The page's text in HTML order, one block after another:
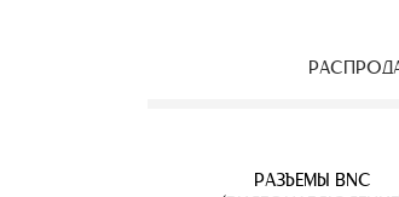
УЛИЧНЫЕ IP КАМЕРЫ
РАЗЪЕМЫ BNC
КАБЕЛЬ ВИТАЯ ПАРА